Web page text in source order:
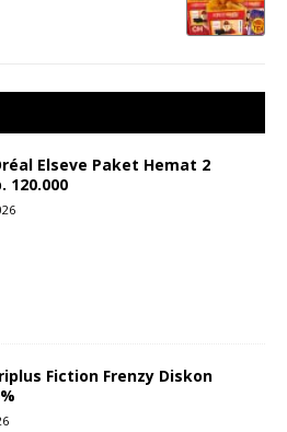
Elseve Paket Hemat 2
120.000
Fiction Frenzy Diskon